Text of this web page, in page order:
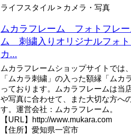
ライフスタイル > カメラ・写真
ムカラフレーム フォトフレ
ム 刺繍入りオリジナルフォ
カ...
ムカラフレームショップサイトでは
「ムカラ刺繍」の入った額縁「ムカ
っております。ムカラフレームは当
や写真に合わせて、また大切な方へ
す。運営会社：ムカラフレーム。
【URL】http://www.mukara.com
【住所】愛知県一宮市